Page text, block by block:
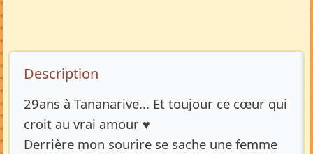
Description de l’annonce
Description
29ans à Tananarive... Et toujour ce cœur qui
croit au vrai amour ♥️
Derrière mon sourire se sache une femme